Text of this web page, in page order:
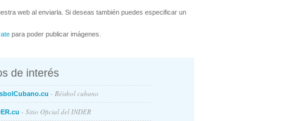
web al enviarla. Si deseas también puedes especificar un
para poder publicar imágenes.
de interés
- Béisbol cubano
- Sitio Oficial del INDER